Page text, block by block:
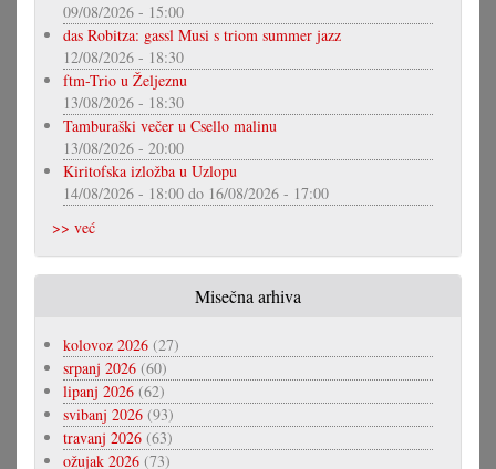
09/08/2026 - 15:00
das Robitza: gassl Musi s triom summer jazz
12/08/2026 - 18:30
ftm-Trio u Željeznu
13/08/2026 - 18:30
Tamburaški večer u Csello malinu
13/08/2026 - 20:00
Kiritofska izložba u Uzlopu
14/08/2026 - 18:00 do 16/08/2026 - 17:00
>> već
Misečna arhiva
kolovoz 2026 (27)
srpanj 2026 (60)
lipanj 2026 (62)
svibanj 2026 (93)
travanj 2026 (63)
ožujak 2026 (73)